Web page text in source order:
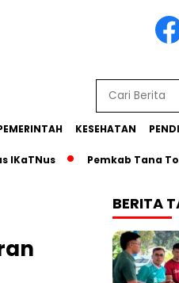
KESEHATAN
Pemkab Tana Toraja
BERITA